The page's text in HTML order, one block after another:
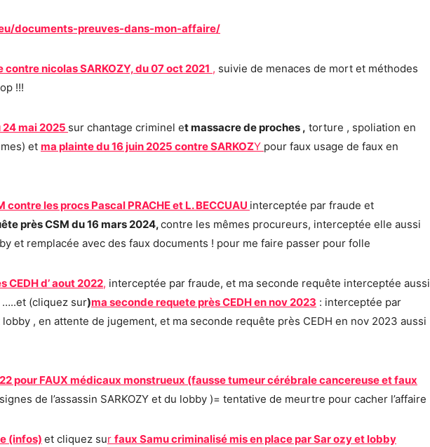
documents-preuves-dans-mon-affaire/
contre nicolas SARKOZY, du 07 oct 2021 , suivie de menaces de mort et méthodes
!!!
24 mai 2025 sur chantage criminel et massacre de proches , torture , spoliation en
et ma plainte du 16 juin 2025 contre SARKOZY pour faux usage de faux en
les procs Pascal PRACHE et L. BECCUAU interceptée par fraude et
près CSM du 16 mars 2024,contre les mêmes procureurs, interceptée elle aussi
et remplacée avec des faux documents ! pour me faire passer pour folle
CEDH d’ aout 2022, interceptée par fraude, et ma seconde requête interceptée aussi
…..et (cliquez sur)ma seconde requete près CEDH en nov 2023 : interceptée par
, en attente de jugement, et ma seconde requête près CEDH en nov 2023 aussi
pour FAUX médicaux monstrueux (fausse tumeur cérébrale cancereuse et faux
de l’assassin SARKOZY et du lobby )= tentative de meurtre pour cacher l’affaire
(infos) et cliquez sur faux Samu criminalisé mis en place par Sar ozy et lobby